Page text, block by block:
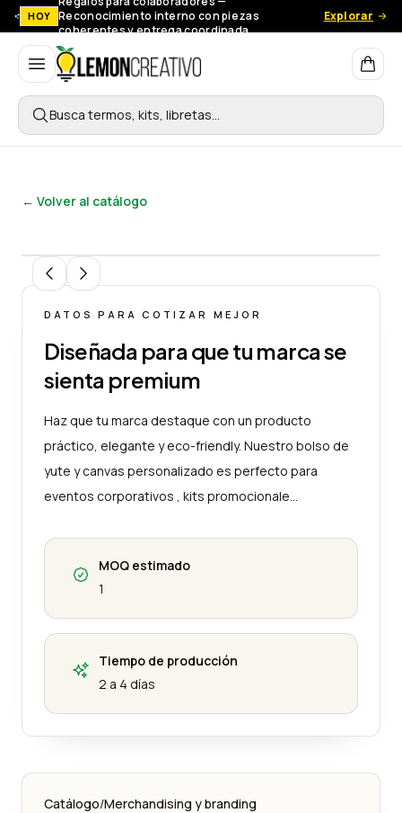
HOY
Reconocimiento interno con piezas
coherentes y entrega coordinada.
Explorar
Lemon Creativo
Busca termos, kits, libretas…
← Volver al catálogo
DATOS PARA COTIZAR MEJOR
Diseñada para que tu marca se
sienta premium
Haz que tu marca destaque con un producto
práctico, elegante y eco-friendly. Nuestro bolso de
yute y canvas personalizado es perfecto para
eventos corporativos , kits promocionale…
MOQ estimado
1
Tiempo de producción
2 a 4 días
Catálogo/Merchandising y branding